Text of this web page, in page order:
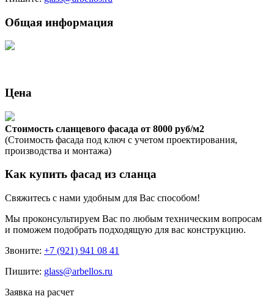
Общая информация
Цена
Стоимость сланцевого фасада от 8000 руб/м2
(Стоимость фасада под ключ с учетом проектирования,
производства и монтажа)
Как купить фасад из сланца
Свяжитесь с нами удобным для Вас способом!
Мы проконсультируем Вас по любым техническим вопросам
и поможем подобрать подходящую для вас конструкцию.
Звоните: +7 (921) 941 08 41
Пишите: glass@arbellos.ru
Заявка на расчет